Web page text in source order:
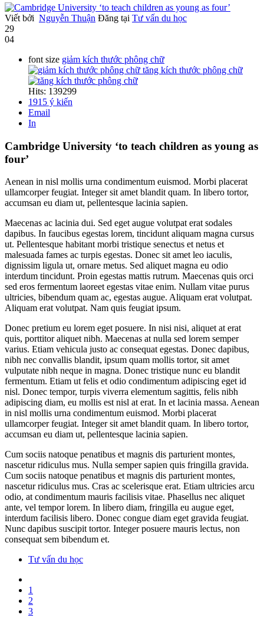
Viết bởi Nguyễn Thuận Đăng tại Tư vấn du học
29
04
font size giảm kích thước phông chữ
tăng kích thước phông chữ
Hits: 139299
1915 ý kiến
Email
In
Cambridge University ‘to teach children as young as
four’
Aenean in nisl mollis urna condimentum euismod. Morbi placerat
ullamcorper feugiat. Integer sit amet blandit quam. In libero tortor,
accumsan eu diam ut, pellentesque lacinia sapien.
Maecenas ac lacinia dui. Sed eget augue volutpat erat sodales
dapibus. In faucibus egestas lorem, tincidunt aliquam magna cursus
ut. Pellentesque habitant morbi tristique senectus et netus et
malesuada fames ac turpis egestas. Donec sit amet leo iaculis,
dignissim ligula ut, ornare metus. Sed aliquet magna eu odio
interdum tincidunt. Proin egestas mattis rutrum. Maecenas quis orci
sed eros fermentum laoreet egestas vitae enim. Nullam vitae purus
ultricies, bibendum quam ac, egestas augue. Aliquam erat volutpat.
Aliquam erat volutpat. Nam quis feugiat ipsum.
Donec pretium eu lorem eget posuere. In nisi nisi, aliquet at erat
quis, porttitor aliquet nibh. Maecenas at nulla sed lorem semper
varius. Etiam vehicula justo ac consequat egestas. Donec dapibus,
nibh nec convallis blandit, ipsum quam mollis tortor, sit amet
vulputate nibh neque in magna. Donec tristique nunc eu blandit
fermentum. Etiam ut felis et odio condimentum adipiscing eget id
nisl. Donec tempor, turpis viverra elementum sagittis, felis nibh
adipiscing diam, eu mollis est nisl at erat. In et lacinia massa. Aenean
in nisl mollis urna condimentum euismod. Morbi placerat
ullamcorper feugiat. Integer sit amet blandit quam. In libero tortor,
accumsan eu diam ut, pellentesque lacinia sapien.
Cum sociis natoque penatibus et magnis dis parturient montes,
nascetur ridiculus mus. Nulla semper sapien quis fringilla gravida.
Cum sociis natoque penatibus et magnis dis parturient montes,
nascetur ridiculus mus. Cras ac scelerisque erat. Etiam ultricies arcu
odio, at condimentum mauris facilisis vitae. Phasellus nec aliquet
ante, vel tempor lorem. In libero diam, fringilla eu augue eget,
interdum facilisis libero. Donec congue diam eget gravida feugiat.
Nunc dapibus suscipit tortor. Integer posuere mauris lectus, non
consequat sem bibendum et.
Tư vấn du học
1
2
3